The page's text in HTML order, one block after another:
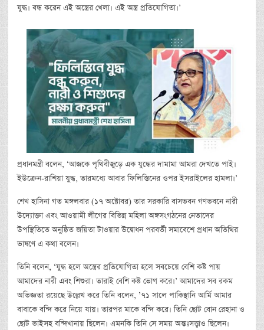
যুদ্ধ। বন্ধ করেন এই অস্ত্রের খেলা। এই অস্ত্র প্রতিযোগিতা।’
প্রধানমন্ত্রী বলেন, ‘আজকে পৃথিবীজুড়ে এক যুদ্ধের দামামা আমরা দেখতে পাই।
ইউক্রেন-রাশিয়া যুদ্ধ, তারমধ্যে আবার ফিলিস্তিনের ওপর ইসরাইলের হামলা।’
শেখ হাসিনা গত মঙ্গলবার (১৭ অক্টোবর) তার সরকারি বাসভবন গণভবনে নারী
উদ্যোক্তা এবং আওয়ামী লীগের বিভিন্ন মহিলা অঙ্গসংগঠনের নেতাদের
উপস্থিতিতে অনুষ্ঠিত জয়িতা টাওয়ার উদ্বোধন পরবর্তী সমাবেশে প্রধান অতিথির
ভাষণে এ কথা বলেন।
তিনি বলেন, ‘যুদ্ধ হলে অস্ত্রের প্রতিযোগিতা হলে সবচেয়ে বেশি কষ্ট পায়
আমাদের নারী এবং শিশুরা। তারাই বেশি কষ্ট ভোগ করে।’ আমাদের সব রকম
অভিজ্ঞতা রয়েছে উল্লেখ করে তিনি বলেন, ’৭১ সালে পাকিস্থানি আর্মি আমার
বাবাকে বন্দি করে নিয়ে যায়। তারপর মাকে বন্দি করে। তিনি ছোট বোন রেহানা ও
ছোট ভাইসহ বন্দিখানায় ছিলেন। এমনকি তিনি সে সময় অন্তঃসত্ত্বাও ছিলেন।